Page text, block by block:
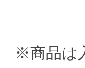
※商品は